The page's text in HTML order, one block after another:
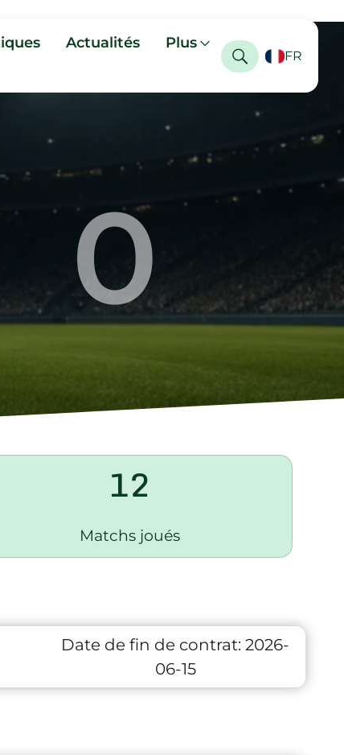
Actualités Plus
FR
0
12
Matchs joués
Date de fin de contrat: 2026-
06-15